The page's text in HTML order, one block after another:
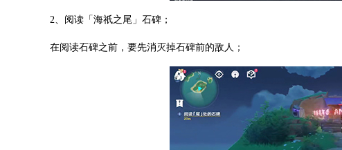
2、阅读「海祇之尾」石碑；
在阅读石碑之前，要先消灭掉石碑前的敌人；